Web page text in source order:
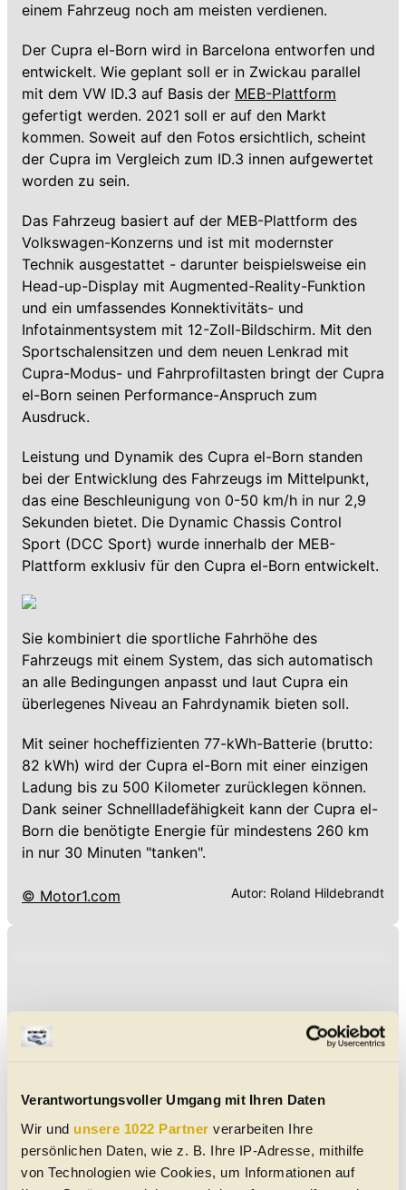
Verantwortungsvoller Umgang mit Ihren Daten
Wir und unsere 1022 Partner verarbeiten Ihre
persönlichen Daten, wie z. B. Ihre IP-Adresse, mithilfe
von Technologien wie Cookies, um Informationen auf
einem Fahrzeug noch am meisten verdienen.
Der Cupra el-Born wird in Barcelona entworfen und
entwickelt. Wie geplant soll er in Zwickau parallel
mit dem VW ID.3 auf Basis der MEB-Plattform
gefertigt werden. 2021 soll er auf den Markt
kommen. Soweit auf den Fotos ersichtlich, scheint
der Cupra im Vergleich zum ID.3 innen aufgewertet
worden zu sein.
Das Fahrzeug basiert auf der MEB-Plattform des
Volkswagen-Konzerns und ist mit modernster
Technik ausgestattet - darunter beispielsweise ein
Head-up-Display mit Augmented-Reality-Funktion
und ein umfassendes Konnektivitäts- und
Infotainmentsystem mit 12-Zoll-Bildschirm. Mit den
Sportschalensitzen und dem neuen Lenkrad mit
Cupra-Modus- und Fahrprofiltasten bringt der Cupra
el-Born seinen Performance-Anspruch zum
Ausdruck.
Leistung und Dynamik des Cupra el-Born standen
bei der Entwicklung des Fahrzeugs im Mittelpunkt,
das eine Beschleunigung von 0-50 km/h in nur 2,9
Sekunden bietet. Die Dynamic Chassis Control
Sport (DCC Sport) wurde innerhalb der MEB-
Plattform exklusiv für den Cupra el-Born entwickelt.
Sie kombiniert die sportliche Fahrhöhe des
Fahrzeugs mit einem System, das sich automatisch
an alle Bedingungen anpasst und laut Cupra ein
überlegenes Niveau an Fahrdynamik bieten soll.
Mit seiner hocheffizienten 77-kWh-Batterie (brutto:
82 kWh) wird der Cupra el-Born mit einer einzigen
Ladung bis zu 500 Kilometer zurücklegen können.
Dank seiner Schnellladefähigkeit kann der Cupra el-
Born die benötigte Energie für mindestens 260 km
in nur 30 Minuten "tanken".
© Motor1.com Autor: Roland Hildebrandt